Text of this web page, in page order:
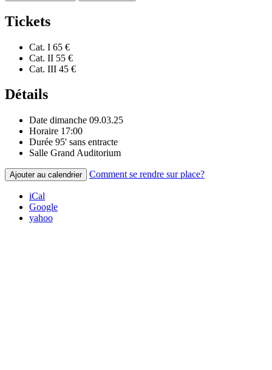
Tickets
Cat. I 65 €
Cat. II 55 €
Cat. III 45 €
Détails
Date dimanche 09.03.25
Horaire 17:00
Durée 95' sans entracte
Salle Grand Auditorium
Ajouter au calendrier Comment se rendre sur place?
iCal
Google
yahoo